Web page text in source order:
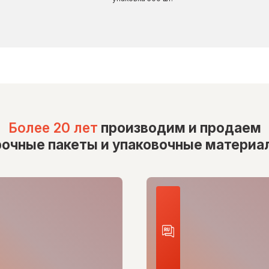
Более 20 лет производим и продаем
пакеты и упаковочные